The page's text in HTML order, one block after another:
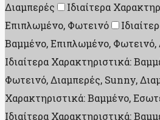
Διαμπερές
Ιδιαίτερα
Επιπλωμένο, Φωτεινό
Βαμμένο, Επιπλωμένο, Φωτεινό,
Ιδιαίτερα Χαρακτηριστικά:
Φωτεινό, Διαμπερές, Sunny,
Χαρακτηριστικά: Βαμμένο,
Ιδιαίτερα Χαρακτηριστικά: